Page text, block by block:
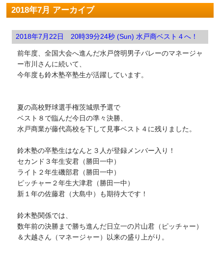
2018年7月 アーカイブ
2018年7月22日 20時39分24秒 (Sun) 水戸商ベスト４へ！
前年度、全国大会へ進んだ水戸啓明男子バレーのマネージャ
ー市川さんに続いて、
今年度も鈴木塾卒塾生が活躍しています。
夏の高校野球選手権茨城県予選で
ベスト８で臨んだ今日の準々決勝、
水戸商業が藤代高校を下して見事ベスト４に残りました。
鈴木塾の卒塾生はなんと３人が登録メンバー入り！
セカンド３年生安君（勝田一中）
ライト２年生磯部君（勝田一中）
ピッチャー２年生大津君（勝田一中）
新１年の佐藤君（大島中）も期待大です！
鈴木塾関係では、
数年前の決勝まで勝ち進んだ日立一の片山君（ピッチャー）
＆大越さん（マネージャー）以来の盛り上がり。